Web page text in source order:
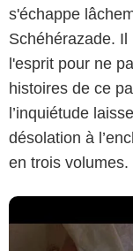
s'échappe
Schéhérazade.
l'esprit pour ne
histoires de ce
l’inquiétude
désolation à
en trois volumes.